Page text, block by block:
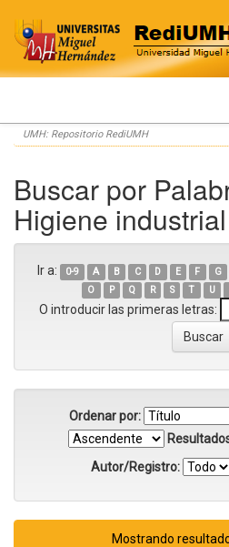
Skip
navigation
UMH: Repositorio RediUMH
Buscar por
Higiene industrial
Ir a: 0-9 A B C D E F G
O
P Q R S T U
O introducir las primeras letras:
Ordenar por:
Autor/Registro:
Mostrando